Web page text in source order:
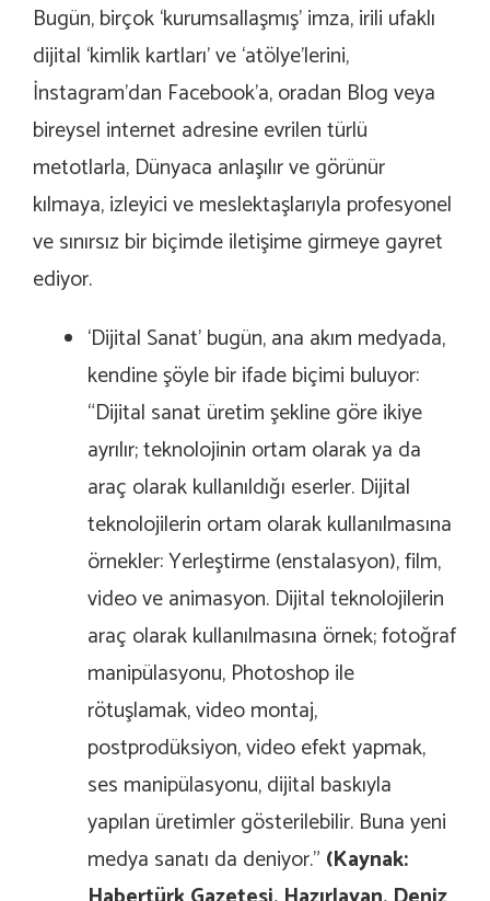
Bugün, birçok ‘kurumsallaşmış’ imza, irili ufaklı
dijital ‘kimlik kartları’ ve ‘atölye’lerini,
İnstagram’dan Facebook’a, oradan Blog veya
bireysel internet adresine evrilen türlü
metotlarla, Dünyaca anlaşılır ve görünür
kılmaya, izleyici ve meslektaşlarıyla profesyonel
ve sınırsız bir biçimde iletişime girmeye gayret
ediyor.
‘Dijital Sanat’ bugün, ana akım medyada,
kendine şöyle bir ifade biçimi buluyor:
“Dijital sanat üretim şekline göre ikiye
ayrılır; teknolojinin ortam olarak ya da
araç olarak kullanıldığı eserler. Dijital
teknolojilerin ortam olarak kullanılmasına
örnekler: Yerleştirme (enstalasyon), film,
video ve animasyon. Dijital teknolojilerin
araç olarak kullanılmasına örnek; fotoğraf
manipülasyonu, Photoshop ile
rötuşlamak, video montaj,
postprodüksiyon, video efekt yapmak,
ses manipülasyonu, dijital baskıyla
yapılan üretimler gösterilebilir. Buna yeni
medya sanatı da deniyor.” (Kaynak: